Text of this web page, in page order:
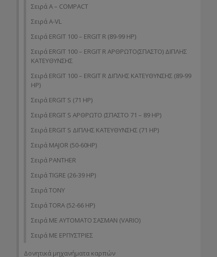
Σειρά A – COMPACT
Σειρά A-VL
Σειρά ERGIT 100 – ERGIT R (89-99 HP)
Σειρά ERGIT 100 – ERGIT R ΑΡΘΡΩΤΟ(ΣΠΑΣΤΟ) ΔΙΠΛΗΣ
ΚΑΤΕΥΘΥΝΣΗΣ
Σειρά ERGIT 100 – ERGIT R ΔΙΠΛΗΣ ΚΑΤΕΥΘΥΝΣΗΣ (89-99
HP)
Σειρά ERGIT S (71 HP)
Σειρά ERGIT S ΑΡΘΡΩΤΟ (ΣΠΑΣΤΟ 71 – 89 HP)
Σειρά ERGIT S ΔΙΠΛΗΣ ΚΑΤΕΥΘΥΝΣΗΣ (71 ΗP)
Σειρά MAJOR (50-60HP)
Σειρά PANTHER
Σειρά TIGRE (26-39 HP)
Σειρά TONY
Σειρά TORA (52-66 HP)
Σειρά ΜΕ ΑΥΤΟΜΑΤΟ ΣΑΣΜΑΝ (VARIO)
Σειρά ΜΕ ΕΡΠΥΣΤΡΙΕΣ
Δονητικά μηχανήματα καρπών